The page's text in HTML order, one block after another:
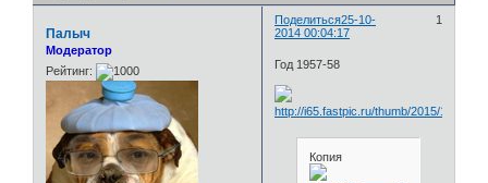
Поделиться 1
25-10-
2014 00:04:17
Палыч
Модератор
Рейтинг:
Год 1957-58
Копия